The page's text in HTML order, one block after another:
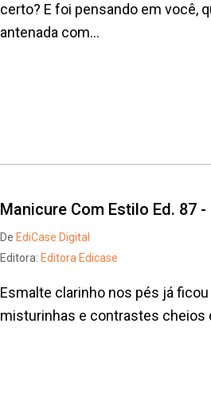
certo? E foi pensando em você,
antenada com...
Manicure Com Estilo Ed. 87
De EdiCase Digital
Editora: Editora Edicase
Esmalte clarinho nos pés já
misturinhas e contrastes cheios